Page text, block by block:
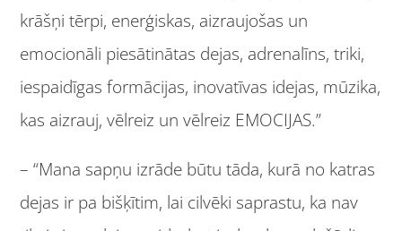
krāšņi tērpi, enerģiskas, aizraujošas un
emocionāli piesātinātas dejas, adrenalīns, triki,
iespaidīgas formācijas, inovatīvas idejas, mūzika,
kas aizrauj, vēlreiz un vēlreiz EMOCIJAS.”
– “Mana sapņu izrāde būtu tāda, kurā no katras
dejas ir pa bišķītim, lai cilvēki saprastu, ka nav